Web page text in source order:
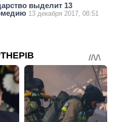
выделит 13
13 декабря 2017, 08:51